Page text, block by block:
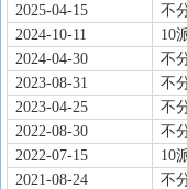
2025-04-15
不
2024-10-11
10
2024-04-30
不
2023-08-31
不
2023-04-25
不
2022-08-30
不
2022-07-15
10
2021-08-24
不